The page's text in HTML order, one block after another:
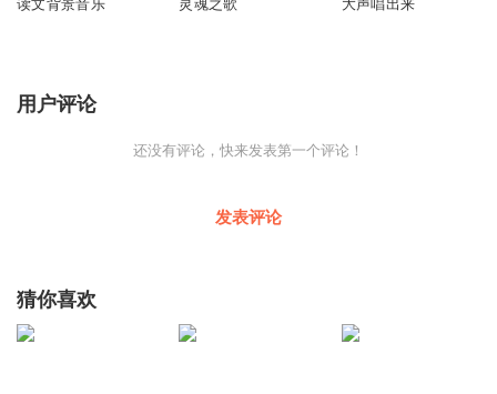
读文背景音乐 灵魂之歌 大声唱出来
用户评论
还没有评论，快来发表第一个评论！
发表评论
猜你喜欢